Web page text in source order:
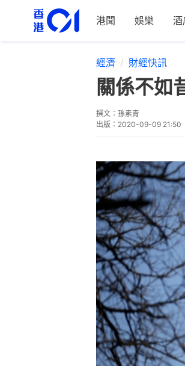
港聞 娛樂 酒
經濟 財經快訊
關係不
撰文： 孫素青
出版： 2020-09-09 21:50